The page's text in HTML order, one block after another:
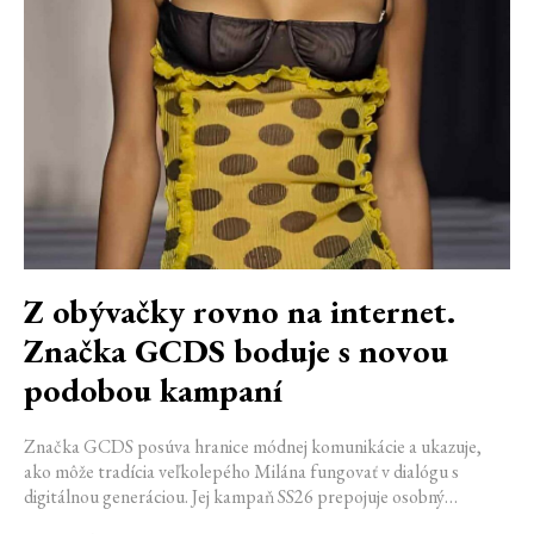
Z obývačky rovno na internet.
Značka GCDS boduje s novou
podobou kampaní
Značka GCDS posúva hranice módnej komunikácie a ukazuje,
ako môže tradícia veľkolepého Milána fungovať v dialógu s
digitálnou generáciou. Jej kampaň SS26 prepojuje osobný